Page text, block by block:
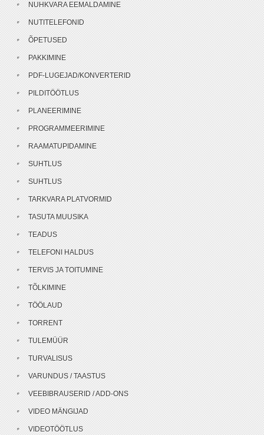
NUHKVARA EEMALDAMINE
NUTITELEFONID
ÕPETUSED
PAKKIMINE
PDF-LUGEJAD/KONVERTERID
PILDITÖÖTLUS
PLANEERIMINE
PROGRAMMEERIMINE
RAAMATUPIDAMINE
SUHTLUS
SUHTLUS
TARKVARA PLATVORMID
TASUTA MUUSIKA
TEADUS
TELEFONI HALDUS
TERVIS JA TOITUMINE
TÕLKIMINE
TÖÖLAUD
TORRENT
TULEMÜÜR
TURVALISUS
VARUNDUS / TAASTUS
VEEBIBRAUSERID / ADD-ONS
VIDEO MÄNGIJAD
VIDEOTÖÖTLUS